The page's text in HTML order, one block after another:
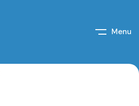
Menu